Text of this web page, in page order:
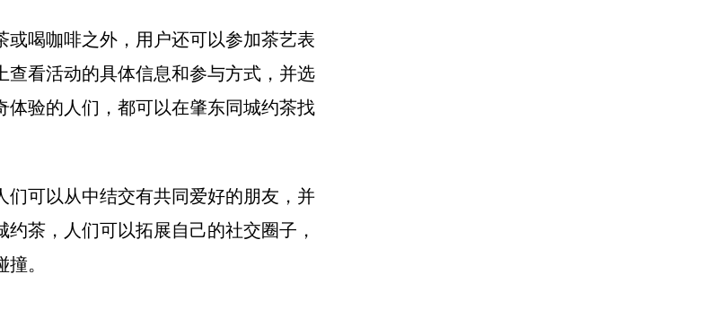
喝咖啡之外，用户还可以参加茶艺表
看活动的具体信息和参与方式，并选
验的人们，都可以在肇东同城约茶找
可以从中结交有共同爱好的朋友，并
茶，人们可以拓展自己的社交圈子，
。